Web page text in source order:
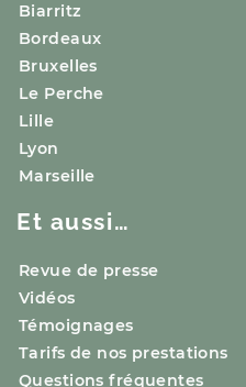
Biarritz
Bordeaux
Bruxelles
Le Perche
Lille
Lyon
Marseille
Et aussi…
Revue de presse
Vidéos
Témoignages
Tarifs de nos prestations
Questions fréquentes